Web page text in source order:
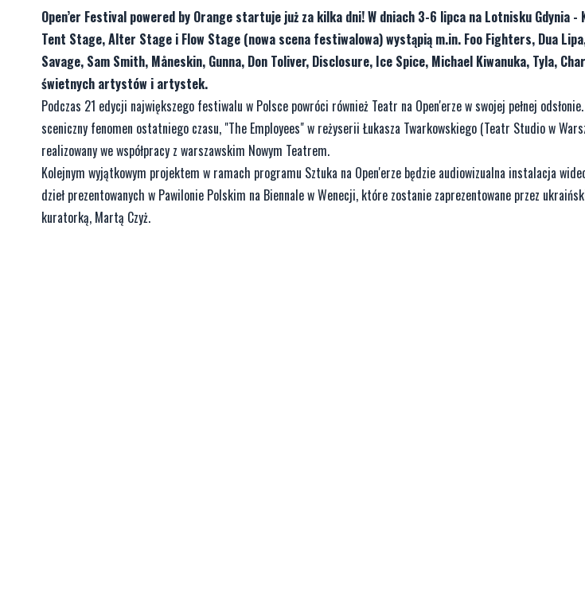
Open’er Festival powered by Orange startuje już za kilka dni! W dniach 3-6 lipca na Lotnisku Gdynia -
Tent Stage, Alter Stage i Flow Stage (nowa scena festiwalowa) wystąpią m.in. Foo Fighters, Dua
Savage, Sam Smith, Måneskin, Gunna, Don Toliver, Disclosure, Ice Spice, Michael Kiwanuka, Tyla,
świetnych artystów i artystek.
Podczas 21 edycji największego festiwalu w Polsce powróci również Teatr na Open'erze w swojej pełnej
sceniczny fenomen ostatniego czasu, "The Employees" w reżyserii Łukasza Twarkowskiego (Teatr Studio w
realizowany we współpracy z warszawskim Nowym Teatrem.
Kolejnym wyjątkowym projektem w ramach programu Sztuka na Open'erze będzie audiowizualna instalacja
dzieł prezentowanych w Pawilonie Polskim na Biennale w Wenecji, które zostanie zaprezentowane przez
kuratorką, Martą Czyż.